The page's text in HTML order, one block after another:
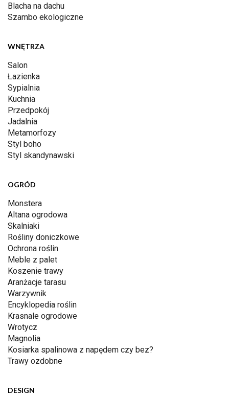
Blacha na dachu
Szambo ekologiczne
WNĘTRZA
Salon
Łazienka
Sypialnia
Kuchnia
Przedpokój
Jadalnia
Metamorfozy
Styl boho
Styl skandynawski
OGRÓD
Monstera
Altana ogrodowa
Skalniaki
Rośliny doniczkowe
Ochrona roślin
Meble z palet
Koszenie trawy
Aranżacje tarasu
Warzywnik
Encyklopedia roślin
Krasnale ogrodowe
Wrotycz
Magnolia
Kosiarka spalinowa z napędem czy bez?
Trawy ozdobne
DESIGN